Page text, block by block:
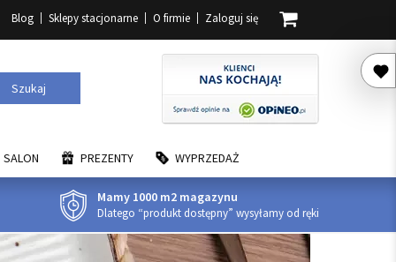
Blog Sklepy stacjonarne O firmie Zaloguj się
Szukaj
SALON PREZENTY WYPRZEDAŻ
Mamy 1000 m2 magazynu
Dlatego “produkt dostępny” wysyłamy od ręki